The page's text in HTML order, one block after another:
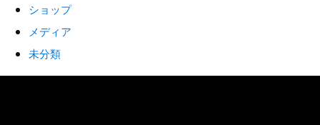
ショップ
メディア
未分類